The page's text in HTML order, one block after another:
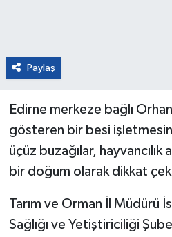
Paylaş
Edirne merkeze bağlı
gösteren bir besi
üçüz buzağılar, hayvancılık
bir doğum olarak dikkat
Tarım ve Orman İl Müdürü
Sağlığı ve Yetiştiriciliği